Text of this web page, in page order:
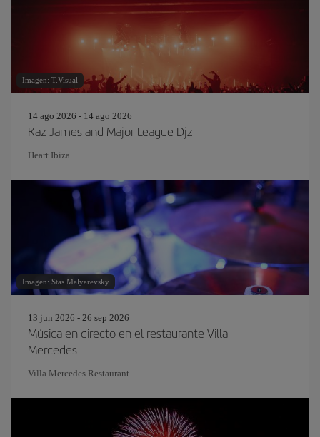
Imagen: T.Visual
14 ago 2026 - 14 ago 2026
Kaz James and Major League Djz
Heart Ibiza
Imagen: Stas Malyarevsky
13 jun 2026 - 26 sep 2026
Música en directo en el restaurante Villa
Mercedes
Villa Mercedes Restaurant